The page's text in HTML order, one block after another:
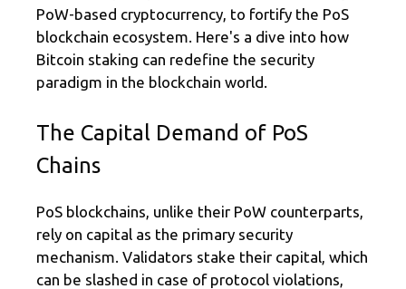
PoW-based cryptocurrency, to fortify the PoS
blockchain ecosystem. Here's a dive into how
Bitcoin staking can redefine the security
paradigm in the blockchain world.
The Capital Demand of PoS
Chains
PoS blockchains, unlike their PoW counterparts,
rely on capital as the primary security
mechanism. Validators stake their capital, which
can be slashed in case of protocol violations,